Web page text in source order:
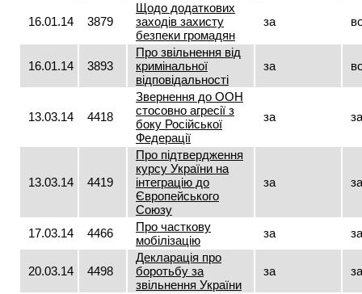
16.01.14 3879
Щодо додаткових
заходів захисту
безпеки громадян
за
16.01.14 3893
Про звільнення від
кримінальної
відповідальності
за
13.03.14 4418
Звернення до ООН
стосовно агресії з
боку Російської
Федерації
за за
13.03.14 4419
Про підтвердження
курсу України на
інтеграцію до
Європейського
Союзу
за за
17.03.14 4466
Про часткову
мобілізацію
за за
20.03.14 4498
Декларація про
боротьбу за
звільнення України
за за